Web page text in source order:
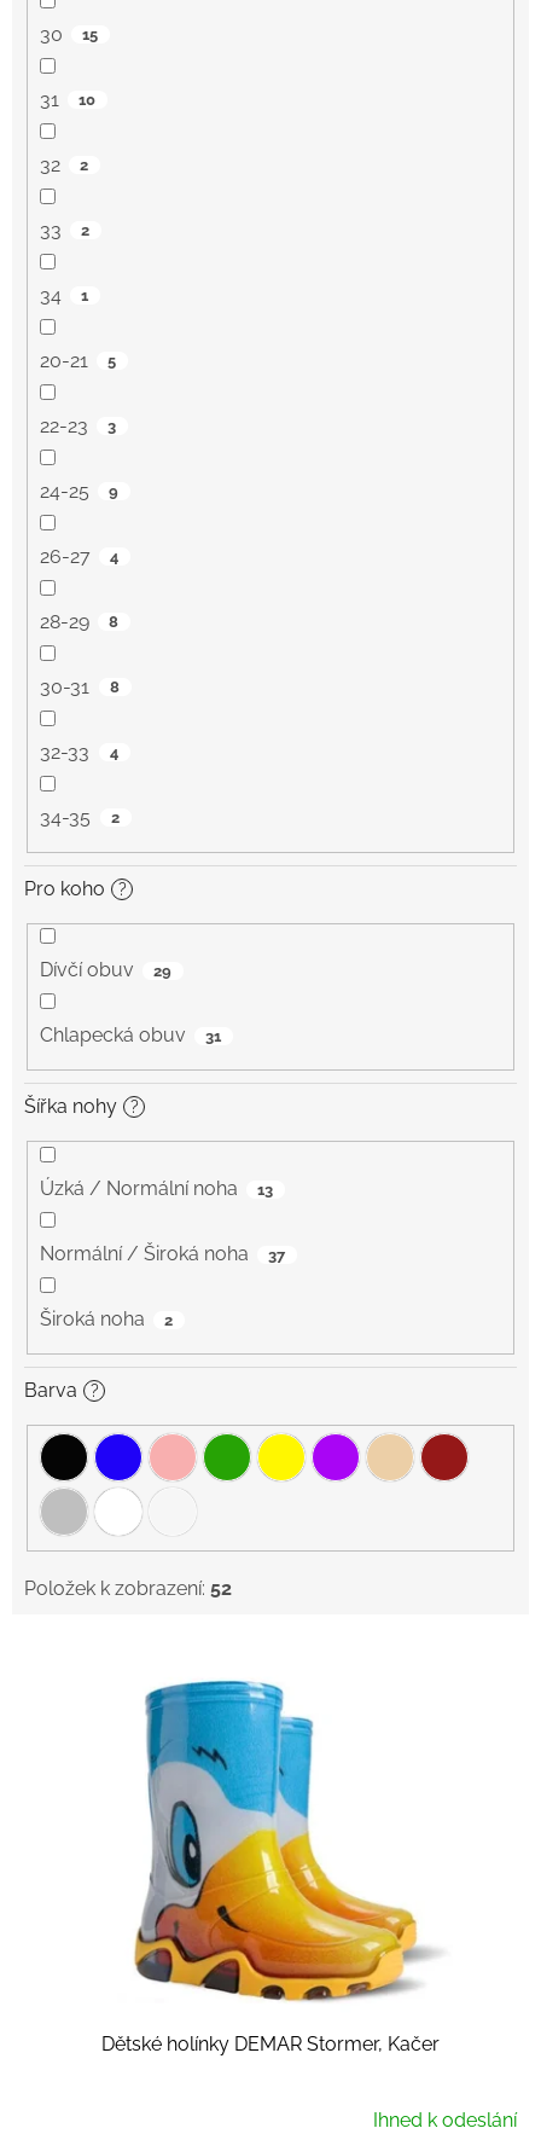
30 15
31 10
32 2
33 2
34 1
20-21 5
22-23 3
24-25 9
26-27 4
28-29 8
30-31 8
32-33 4
34-35 2
Pro koho ?
Dívčí obuv 29
Chlapecká obuv 31
Šířka nohy ?
Úzká / Normální noha 13
Normální / Široká noha 37
Široká noha 2
Barva ?
Položek k zobrazení: 52
Dětské holínky DEMAR Stormer, Kačer
Ihned k odeslání